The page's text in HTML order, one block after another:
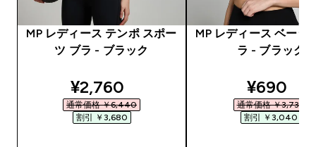
MP レディース テンポ スポー
ツ ブラ - ブラック
discounted price
¥2,760‎
通常価格 ￥6,440‎
割引 ￥3,680‎
MP レディース ベーシ
ラ - ブラック
¥690‎
通常価格 ￥3,730‎
割引 ￥3,040‎